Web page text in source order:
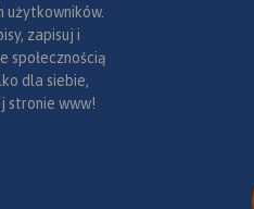
użytkowników.
zapisuj i
społecznością
dla siebie,
stronie www!